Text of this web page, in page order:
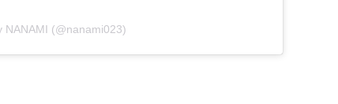
NANAMI (@nanami023)